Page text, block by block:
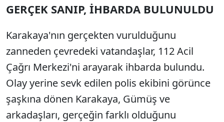
GERÇEK SANIP, İHBARDA BULUNULDU
Karakaya'nın gerçekten vurulduğunu
zanneden çevredeki vatandaşlar, 112 Acil
Çağrı Merkezi'ni arayarak ihbarda bulundu.
Olay yerine sevk edilen polis ekibini görünce
şaşkına dönen Karakaya, Gümüş ve
arkadaşları, gerçeğin farklı olduğunu